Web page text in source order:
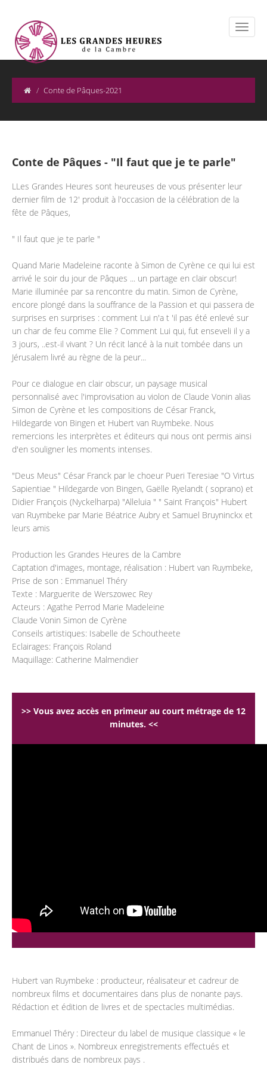
Conte de Pâques-2021
Conte de Pâques - "Il faut que je te parle"
LLes Grandes Heures sont heureuses de vous présenter leur
dernier film de 12' produit à l'occasion de la célébration de la
fête de Pâques,
" Il faut que je te parle "
Quand Marie Madeleine raconte à Simon de Cyrène ce qui lui est
arrivé le soir du jour de Pâques ... un partage en clair obscur!
Marie illuminée par sa rencontre du matin. Simon de Cyrène,
encore plongé dans la souffrance de la Passion et qui passera de
surprises en surprises : comment Lui n'a t 'il pas été enlevé sur
un char de feu comme Elie ? Comment Lui qui, fut enseveli il y a
3 jours, ..est-il vivant ? Un récit lancé à la nuit tombée dans un
Jérusalem livré au règne de la peur...
Pour ce dialogue en clair obscur, un paysage musical
personnalisé avec l'improvisation au violon de Claude Vonin alias
Simon de Cyrène et les compositions de César Franck,
Hildegarde von Bingen et Hubert van Ruymbeke. Nous
remercions les interprètes et éditeurs qui nous ont permis ainsi
d'en souligner les moments intenses.
"Deus Meus" César Franck par le choeur Pueri Teresiae "O Virtus
Sapientiae " Hildegarde von Bingen, Gaëlle Ryelandt ( soprano) et
Didier François (Nyckelharpa) "Alleluia " " Saint François" Hubert
van Ruymbeke par Marie Béatrice Aubry et Samuel Bruyninckx et
leurs amis
Production les Grandes Heures de la Cambre
Captation d'images, montage, réalisation : Hubert van Ruymbeke,
Prise de son : Emmanuel Théry
Texte : Marguerite de Werszowec Rey
Acteurs : Agathe Perrod Marie Madeleine
Claude Vonin Simon de Cyrène
Conseils artistiques: Isabelle de Schoutheete
Eclairages: François Roland
Maquillage: Catherine Malmendier
>> Vous avez accès en primeur au court métrage de 12
minutes. <<
Hubert van Ruymbeke : producteur, réalisateur et cadreur de
nombreux films et documentaires dans plus de nonante pays.
Rédaction et édition de livres et de spectacles multimédias.
Emmanuel Théry : Directeur du label de musique classique « le
Chant de Linos ». Nombreux enregistrements effectués et
distribués dans de nombreux pays .